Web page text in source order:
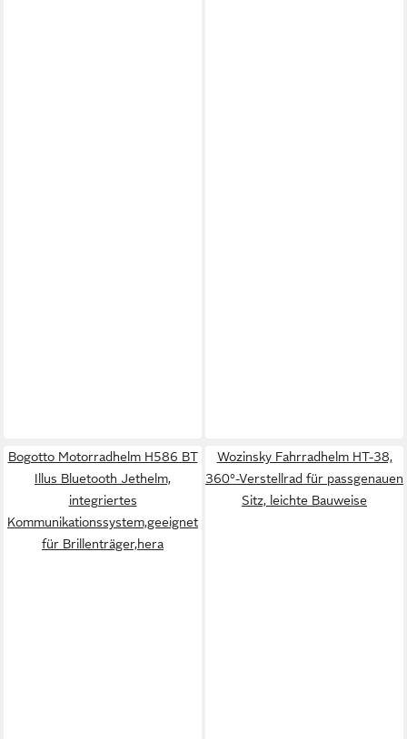
Bogotto Motorradhelm H586 BT
Illus Bluetooth Jethelm,
integriertes
Kommunikationssystem,geeignet
für Brillenträger,hera
Wozinsky Fahrradhelm HT-38,
360°-Verstellrad für passgenauen
Sitz, leichte Bauweise